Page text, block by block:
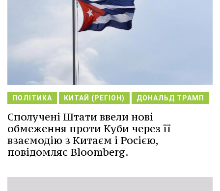
ПОЛІТИКА КИТАЙ (РЕГІОН) ДОНАЛЬД ТРАМП
Сполучені Штати ввели нові
обмеження проти Куби через її
взаємодію з Китаєм і Росією,
повідомляє Bloomberg.